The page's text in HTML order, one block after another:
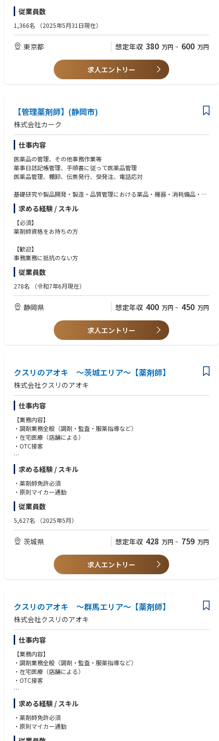
従業員数
1,366名 （2025年5月31日現在）
東京都 想定年収 380 万円 ~ 600 万円
求人エントリー
【管理薬剤師】(静岡市)
株式会社カーク
仕事内容
医薬品の管理、その他事務作業等
薬事日誌記帳管理、手順書に従って医薬品管理
医薬品管理、棚卸、伝票発行、受発注、電話応対
基礎研究や製品開発・製造・品質管理における薬品・機器・消耗備品・設
備に
関するサポートを行っている企業での管理薬剤師及び営業事務業務になり
ます。
お客様に研究・開発、製造、診療といった本来の業務に集中していただく
完全週休2日・土日祝が定休、残業もほとんどなく、仕事とプライベート
両立させたい方にお勧めの求人です。
薬局や病院では経験できない業務も経験でき、知見を広げられる職場で
す。
求める経験 / スキル
【必須】
薬剤師資格をお持ちの方
【歓迎】
事務業務に抵抗のない方
従業員数
278名 （令和7年6月現在）
静岡県 想定年収 400 万円 ~ 450 万円
求人エントリー
クスリのアオキ ～茨城エリア～【薬剤師】
株式会社クスリのアオキ
仕事内容
【業務内容】
・調剤業務全般（調剤・監査・服薬指導など）
・在宅医療（店舗による）
・OTC接客
【特徴】
・調剤とドラッグストア（物販エリア）で分離申請されていますので、調
剤業務に集中してお仕事が可能です。
・ロードサイドに多く展開しており、お車でアクセスがしやすいエリアで
・調剤手順や調剤機器は店舗ごとで共通のため、ストレスなくお仕事が可
能です。
求める経験 / スキル
・薬剤師免許必須
・原則マイカー通勤
従業員数
5,627名 （2025年5月）
茨城県 想定年収 428 万円 ~ 759 万円
求人エントリー
クスリのアオキ ～群馬エリア～【薬剤師】
株式会社クスリのアオキ
仕事内容
【業務内容】
・調剤業務全般（調剤・監査・服薬指導など）
・在宅医療（店舗による）
・OTC接客
【特徴】
・調剤とドラッグストア（物販エリア）で分離申請されていますので、調
剤業務に集中してお仕事が可能です。
・ロードサイドに多く展開しており、お車でアクセスがしやすいエリアで
求める経験 / スキル
・薬剤師免許必須
・原則マイカー通勤